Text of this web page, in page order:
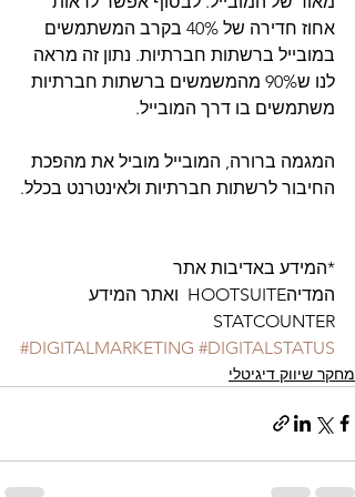
אחוז חדירה של 40% בקרב המשתמשים
במובייל ברשתות חברתיות. נתון זה מראה
לנו ש90% מהמשמשים ברשתות חברתיות
משתמשים בו דרך המובייל.
המגמה ברורה, המובייל מוביל את מהפכת
החיבור לרשתות חברתיות ולאינטרנט בכלל.
*המידע באדיבות אתר
המדיהHOOTSUITE  ואתר המידע
STATCOUNTER
#DIGITALMARKETING #DIGITALSTATUS
מחקר שיווק דיגיטלי